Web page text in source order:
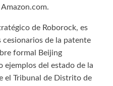
de Roborock, es
de la patente
formal Beijing
ejemplos del estado de la
el Tribunal de Distrito de